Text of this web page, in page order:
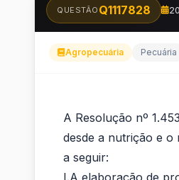
QUESTÃO Q1117828
Agropecuária Pecuária
A
Resolução
nº
A Resolução nº
desde a nutrição e o
a seguir:
I.A elaboração de